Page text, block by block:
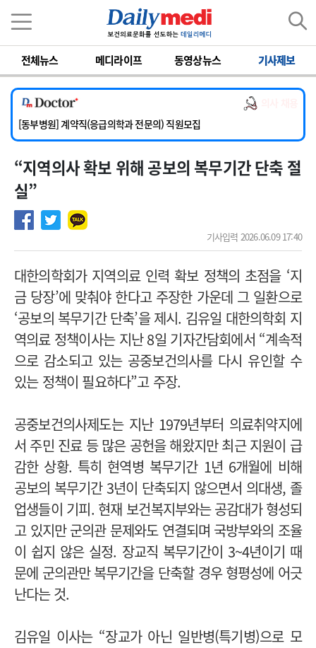
전체뉴스 메디라이프 동영상뉴스 기사제보
[서울아산병원] 2026년 하반기 인턴 모집
[영남대학교의료원] 마취통증의학과 임기제 임상의사 채용
[충남대학교병원] 소아청소년과(소아응급전담) 계약직 의사 공개채용
[동부병원] 계약직(응급의학과 전문의) 직원모집
[이대목동병원] 하반기 전공의(레지던트1년차) 모집
[서울아산병원] 2026년 하반기 인턴 모집
[영남대학교의료원] 마취통증의학과 임기제 임상의사 채용
“지역의사 확보 위해 공보의 복무기간 단축 절
실”
기사입력 2026.06.09 17:40
대한의학회가 지역의료 인력 확보 정책의 초점을 ‘지
금 당장’에 맞춰야 한다고 주장한 가운데 그 일환으로
‘공보의 복무기간 단축’을 제시. 김유일 대한의학회 지
역의료 정책이사는 지난 8일 기자간담회에서 “계속적
으로 감소되고 있는 공중보건의사를 다시 유인할 수
있는 정책이 필요하다”고 주장.
공중보건의사제도는 지난 1979년부터 의료취약지에
서 주민 진료 등 많은 공헌을 해왔지만 최근 지원이 급
감한 상황. 특히 현역병 복무기간 1년 6개월에 비해
공보의 복무기간 3년이 단축되지 않으면서 의대생, 졸
업생들이 기피. 현재 보건복지부와는 공감대가 형성되
고 있지만 군의관 문제와도 연결되며 국방부와의 조율
이 쉽지 않은 실정. 장교직 복무기간이 3~4년이기 때
문에 군의관만 복무기간을 단축할 경우 형평성에 어긋
난다는 것.
김유일 이사는 “장교가 아닌 일반병(특기병)으로 모